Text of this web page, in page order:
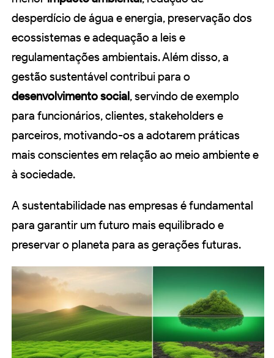
desperdício de água e energia, preservação dos
ecossistemas e adequação a leis e
regulamentações ambientais. Além disso, a
gestão sustentável contribui para o
desenvolvimento social, servindo de exemplo
para funcionários, clientes, stakeholders e
parceiros, motivando-os a adotarem práticas
mais conscientes em relação ao meio ambiente e
à sociedade.
A sustentabilidade nas empresas é fundamental
para garantir um futuro mais equilibrado e
preservar o planeta para as gerações futuras.